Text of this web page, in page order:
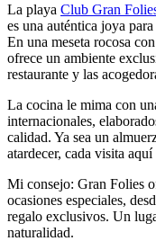
La playa Club Gran
es una auténtica joya
En una meseta rocosa
ofrece un ambiente
restaurante y las
La cocina le mima con
internacionales,
calidad. Ya sea un
atardecer, cada visita
Mi consejo: Gran Folies
ocasiones especiales,
regalo exclusivos. Un
naturalidad.